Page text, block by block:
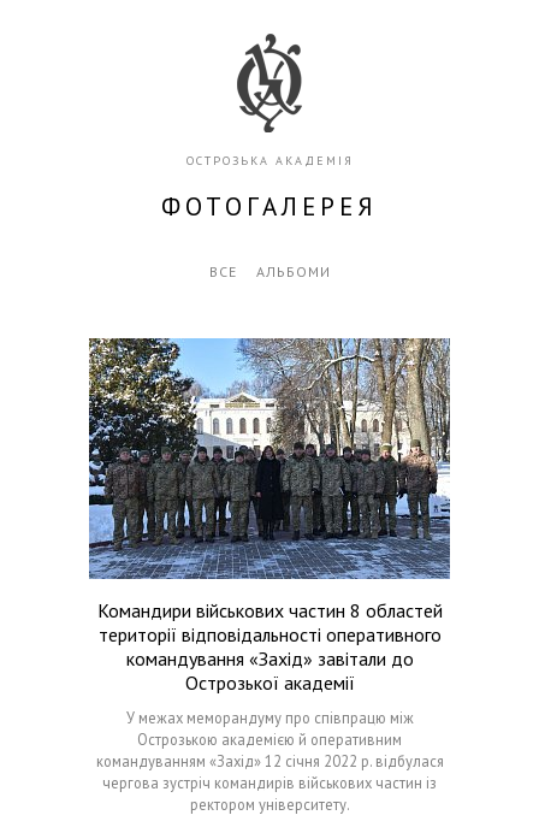
ОСТРОЗЬКА АКАДЕМІЯ
ФОТОГАЛЕРЕЯ
ВСЕ АЛЬБОМИ
Командири військових частин 8 областей
території відповідальності оперативного
командування «Захід» завітали до
Острозької академії
У межах меморандуму про співпрацю між
Острозькою академією й оперативним
командуванням «Захід» 12 січня 2022 р. відбулася
чергова зустріч командирів військових частин із
ректором університету.